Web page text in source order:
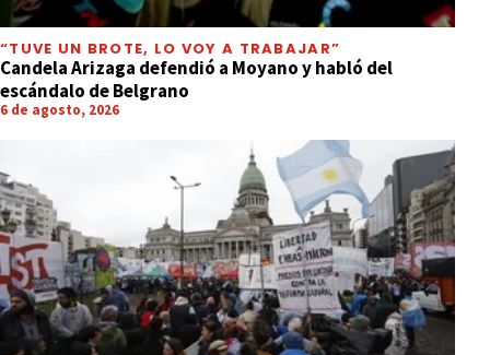
“TUVE UN BROTE, LO VOY A TRABAJAR”
Candela Arizaga defendió a Moyano y habló del
escándalo de Belgrano
6 de agosto, 2026